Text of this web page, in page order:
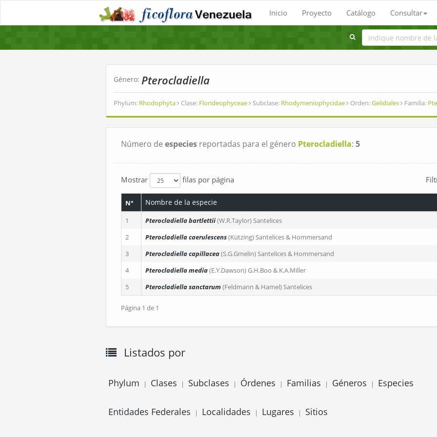
Inicio Proyecto Catálogo Consultar
Género: Pterocladiella
Phylum: Rhodophyta Clase: Florideophyceae Subclase: Rhodymeniophycidae Orden:Gelidiales Familia:
Número de especies reportadas para el género Pterocladiella: 5
Mostrar filas por página
N° Nombre de la especie
1 Pterocladiella bartlettii(W.R.Taylor) Santelices
2
Pterocladiella caerulescens(Kützing) Santelices & Hommersand
3
Pterocladiella capillacea(S.G.Gmelin) Santelices & Hommersand
4
Pterocladiella media(E.Y.Dawson) G.H.Boo & K.A.Miller
5
Pterocladiella sanctarum (Feldmann & Hamel) Santelices
Página 1 de 1
Listados por
Phylum | Clases | Subclases | Órdenes | Familias | Géneros | Especies
Entidades Federales | Localidades | Lugares | Sitios